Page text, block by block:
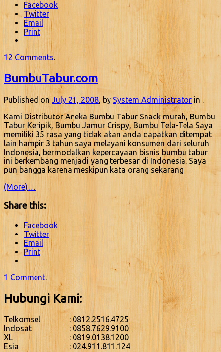
Facebook
Twitter
Email
Print
12 Comments.
BumbuTabur.com
Published on July 21, 2008, by System Administratorin .
Kami Distributor Aneka Bumbu Tabur Snack murah, Bumbu
Tabur Keripik, Bumbu Jamur Crispy, Bumbu Tela-Tela Saya
memiliki 35 rasa yang tidak akan anda dapatkan ditempat
lain hampir 3 tahun saya melayani konsumen dari seluruh
Indonesia, bermodalkan kepercayaan bisnis bumbu tabur
ini berkembang menjadi yang terbesar di Indonesia. Saya
pun bangga karena meskipun kata orang sekarang
(More)…
Share this:
Facebook
Twitter
Email
Print
1 Comment.
Hubungi Kami:
Telkomsel
: 0812.2516.4725
Indosat
: 0858.7629.9100
XL
: 0819.0138.1200
Esia
: 024.911.811.124